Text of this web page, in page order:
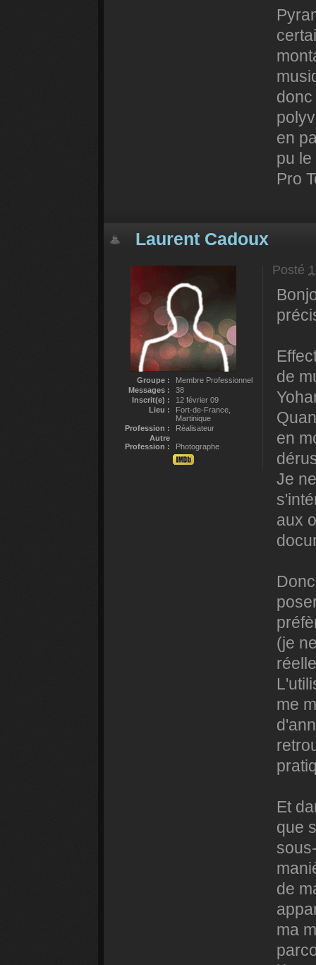
en
pu
Pro
Laurent Cadoux
Groupe :
Membre Professionnel
Messages :
38
Inscrit(e) :
12 février 09
Lieu :
Fort-de-France,
Martinique
Profession :
Réalisateur
Autre
Profession :
Photographe
Posté
de
en
Je
aux
(je
me
Et
que
de
ma